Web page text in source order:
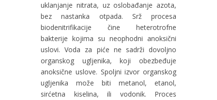
uklanjanje nitrata, uz oslobađanje azota,
bez nastanka otpada. Srž procesa
biodenitrifikacije čine heterotrofne
bakterije kojima su neophodni anoksični
uslovi. Voda za piće ne sadrži dovoljno
organskog ugljenika, koji obezbeđuje
anoksične uslove. Spoljni izvor organskog
ugljenika može biti metanol, etanol,
sirćetna kiselina, ili vodonik. Proces